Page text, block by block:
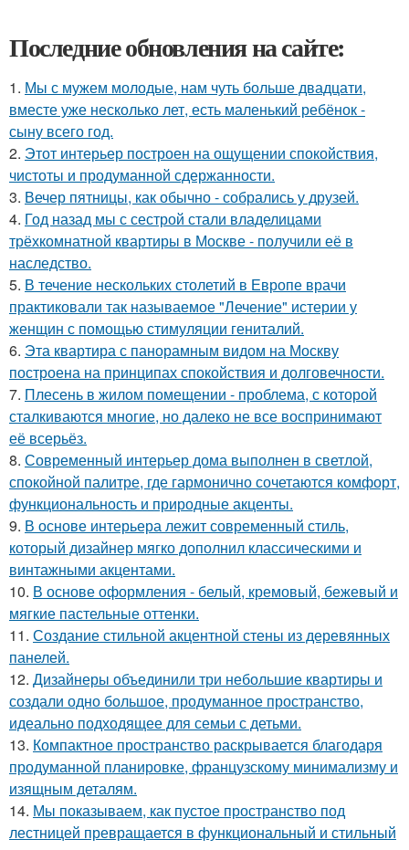
Последние обновления на сайте:
1. Мы с мужем молодые, нам чуть больше двадцати,
вместе уже несколько лет, есть маленький ребёнок -
сыну всего год.
2. Этот интерьер построен на ощущении спокойствия,
чистоты и продуманной сдержанности.
3. Вечер пятницы, как обычно - собрались у друзей.
4. Год назад мы с сестрой стали владелицами
трёхкомнатной квартиры в Москве - получили её в
наследство.
5. В течение нескольких столетий в Европе врачи
практиковали так называемое "Лечение" истерии у
женщин с помощью стимуляции гениталий.
6. Эта квартира с панорамным видом на Москву
построена на принципах спокойствия и долговечности.
7. Плесень в жилом помещении - проблема, с которой
сталкиваются многие, но далеко не все воспринимают
её всерьёз.
8. Современный интерьер дома выполнен в светлой,
спокойной палитре, где гармонично сочетаются комфорт,
функциональность и природные акценты.
9. В основе интерьера лежит современный стиль,
который дизайнер мягко дополнил классическими и
винтажными акцентами.
10. В основе оформления - белый, кремовый, бежевый и
мягкие пастельные оттенки.
11. Создание стильной акцентной стены из деревянных
панелей.
12. Дизайнеры объединили три небольшие квартиры и
создали одно большое, продуманное пространство,
идеально подходящее для семьи с детьми.
13. Компактное пространство раскрывается благодаря
продуманной планировке, французскому минимализму и
изящным деталям.
14. Мы показываем, как пустое пространство под
лестницей превращается в функциональный и стильный